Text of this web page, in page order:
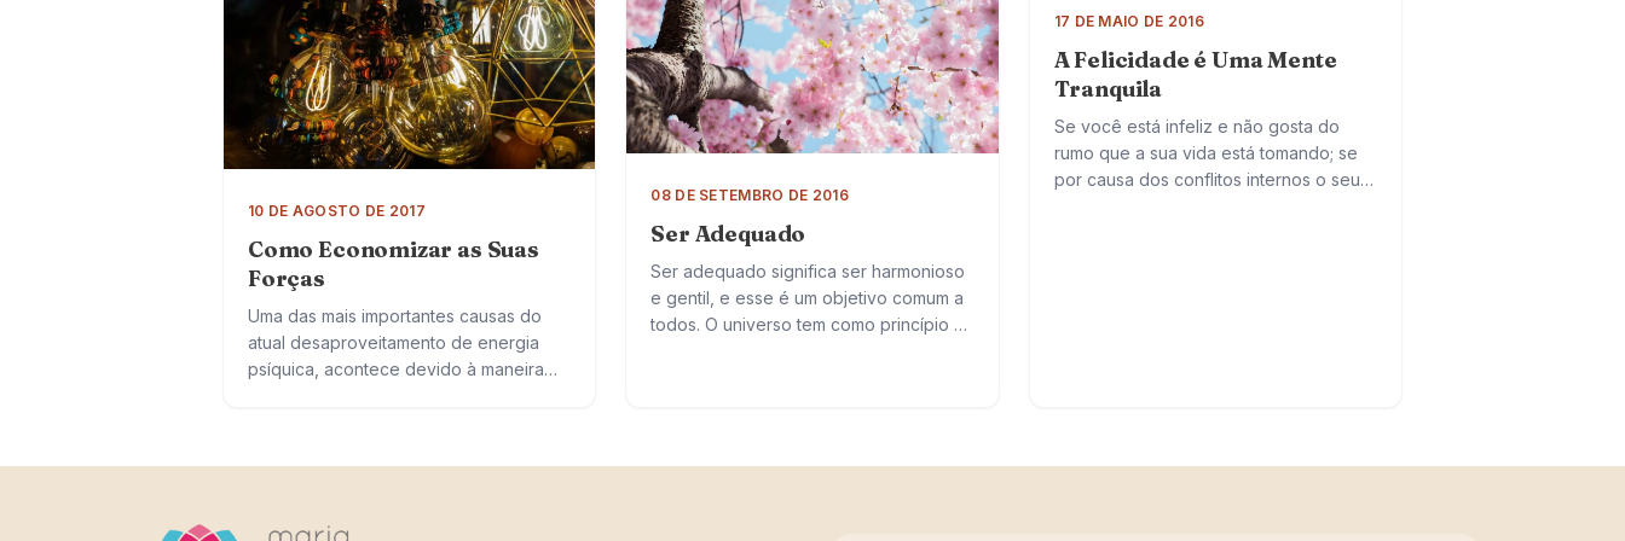
10 DE AGOSTO DE 2017
Como Economizar as Suas
Forças
Uma das mais importantes causas do
atual desaproveitamento de energia
psíquica, acontece devido à maneira
08 DE SETEMBRO DE 2016
Ser Adequado
Ser adequado significa ser harmonioso
e gentil, e esse é um objetivo comum a
todos. O universo tem como princípio o
17 DE MAIO DE 2016
A Felicidade é Uma Mente
Tranquila
Se você está infeliz e não gosta do
rumo que a sua vida está tomando; se
por causa dos conflitos internos o seu